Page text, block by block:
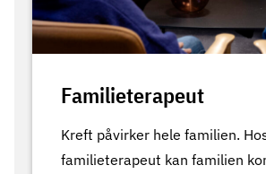
Familieterapeut
Kreft påvirker hele familien.
familieterapeut kan familien